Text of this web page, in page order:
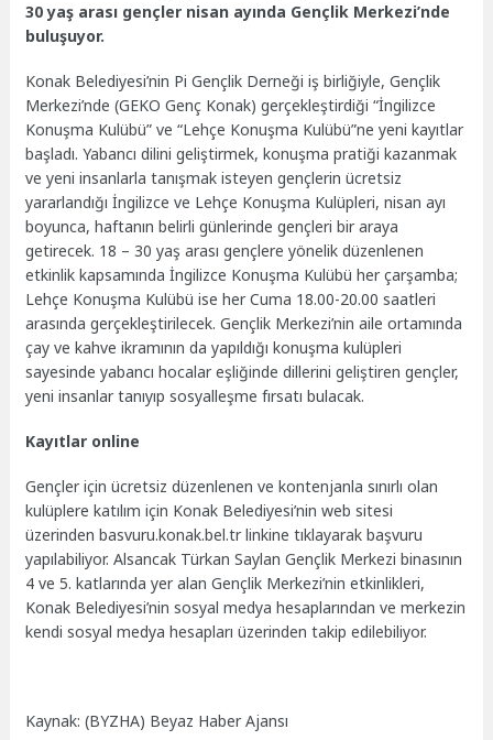
30 yaş arası gençler nisan ayında Gençlik Merkezi’nde
buluşuyor.
Konak Belediyesi’nin Pi Gençlik Derneği iş birliğiyle, Gençlik
Merkezi’nde (GEKO Genç Konak) gerçekleştirdiği “İngilizce
Konuşma Kulübü” ve “Lehçe Konuşma Kulübü”ne yeni kayıtlar
başladı. Yabancı dilini geliştirmek, konuşma pratiği kazanmak
ve yeni insanlarla tanışmak isteyen gençlerin ücretsiz
yararlandığı İngilizce ve Lehçe Konuşma Kulüpleri, nisan ayı
boyunca, haftanın belirli günlerinde gençleri bir araya
getirecek. 18 – 30 yaş arası gençlere yönelik düzenlenen
etkinlik kapsamında İngilizce Konuşma Kulübü her çarşamba;
Lehçe Konuşma Kulübü ise her Cuma 18.00-20.00 saatleri
arasında gerçekleştirilecek. Gençlik Merkezi’nin aile ortamında
çay ve kahve ikramının da yapıldığı konuşma kulüpleri
sayesinde yabancı hocalar eşliğinde dillerini geliştiren gençler,
yeni insanlar tanıyıp sosyalleşme fırsatı bulacak.
Kayıtlar online
Gençler için ücretsiz düzenlenen ve kontenjanla sınırlı olan
kulüplere katılım için Konak Belediyesi’nin web sitesi
üzerinden basvuru.konak.bel.tr linkine tıklayarak başvuru
yapılabiliyor. Alsancak Türkan Saylan Gençlik Merkezi binasının
4 ve 5. katlarında yer alan Gençlik Merkezi’nin etkinlikleri,
Konak Belediyesi’nin sosyal medya hesaplarından ve merkezin
kendi sosyal medya hesapları üzerinden takip edilebiliyor.
Kaynak: (BYZHA) Beyaz Haber Ajansı